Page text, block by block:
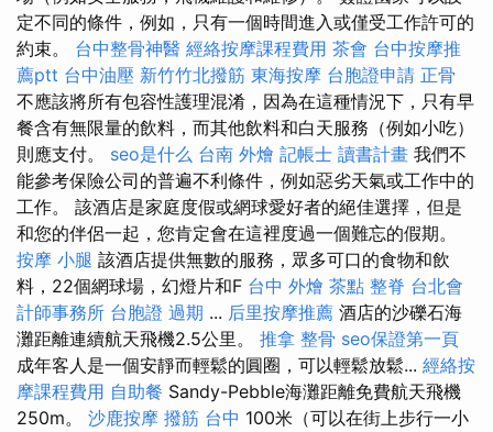
定不同的條件，例如，只有一個時間進入或僅受工作許可的
約束。 台中整骨神醫 經絡按摩課程費用 茶會 台中按摩推
薦ptt 台中油壓 新竹竹北撥筋 東海按摩 台胞證申請 正骨
不應該將所有包容性護理混淆，因為在這種情況下，只有早
餐含有無限量的飲料，而其他飲料和白天服務（例如小吃）
則應支付。 seo是什么 台南 外燴 記帳士 讀書計畫 我們不
能參考保險公司的普遍不利條件，例如惡劣天氣或工作中的
工作。 該酒店是家庭度假或網球愛好者的絕佳選擇，但是
和您的伴侶一起，您肯定會在這裡度過一個難忘的假期。
按摩 小腿 該酒店提供無數的服務，眾多可口的食物和飲
料，22個網球場，幻燈片和F 台中 外燴 茶點 整脊 台北會
計師事務所 台胞證 過期 ... 后里按摩推薦 酒店的沙礫石海
灘距離連續航天飛機2.5公里。 推拿 整骨 seo保證第一頁
成年客人是一個安靜而輕鬆的圓圈，可以輕鬆放鬆... 經絡按
摩課程費用 自助餐 Sandy-Pebble海灘距離免費航天飛機
250m。 沙鹿按摩 撥筋 台中 100米（可以在街上步行一小